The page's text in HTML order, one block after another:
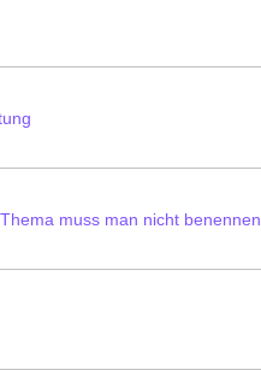
muss man nicht benennen